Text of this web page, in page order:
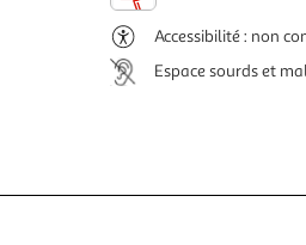
Accessibilité : non
Espace sourds et